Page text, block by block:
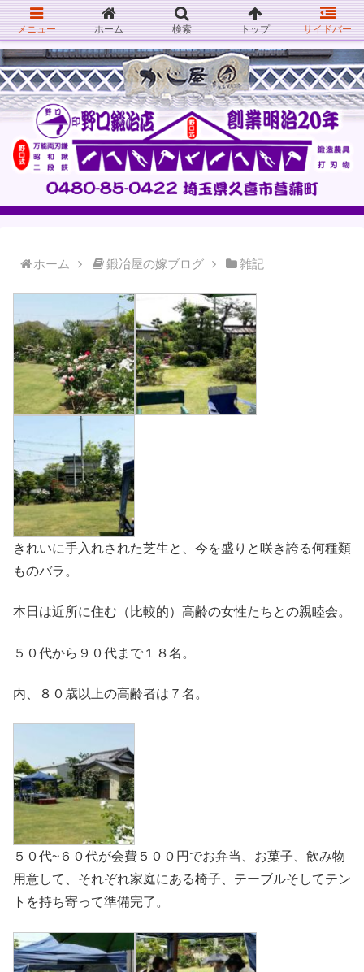
ホーム 鍛冶屋の嫁ブログ 雑記
きれいに手入れされた芝生と、今を盛りと咲き誇る何種類
ものバラ。
本日は近所に住む（比較的）高齢の女性たちとの親睦会。
５０代から９０代まで１８名。
内、８０歳以上の高齢者は７名。
５０代~６０代が会費５００円でお弁当、お菓子、飲み物
用意して、それぞれ家庭にある椅子、テーブルそしてテン
トを持ち寄って準備完了。
メニュー ホーム 検索 トップ サイドバー